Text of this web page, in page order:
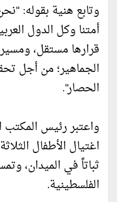
وتابع هنية بقوله:
أمتنا وكل الدول
قرارها مستقل،
الجماهير؛ من أجل
الحصار".
واعتبر رئيس
اغتيال الأطفال
ثباتاً في الميدان،
الفلسطينية.